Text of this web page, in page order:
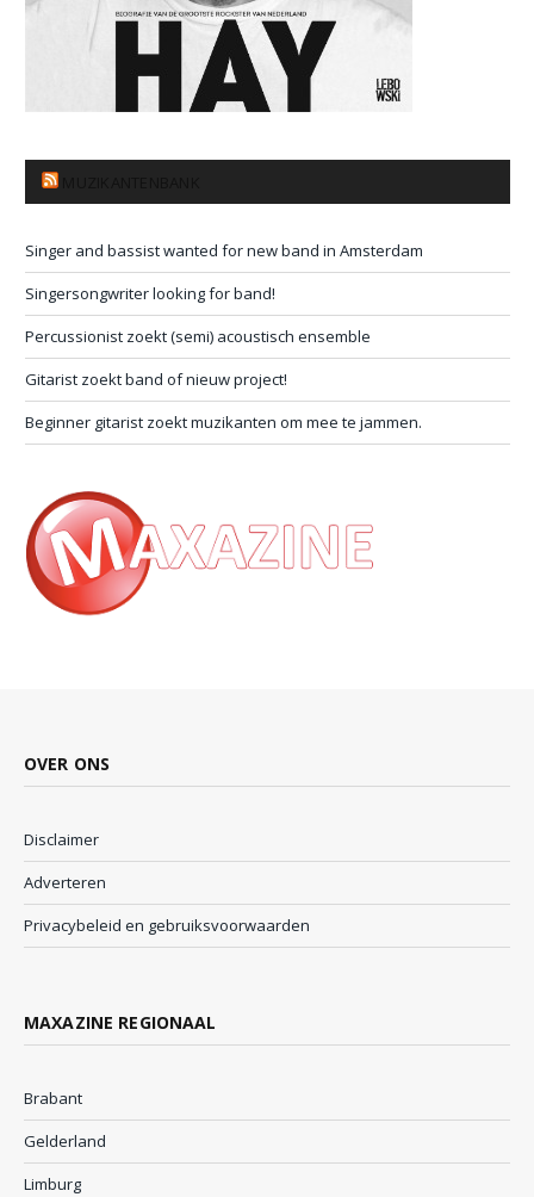
Singer and bassist wanted for new band in Amsterdam
Singersongwriter looking for band!
Percussionist zoekt (semi) acoustisch ensemble
Gitarist zoekt band of nieuw project!
Beginner gitarist zoekt muzikanten om mee te jammen.
OVER ONS
Disclaimer
Adverteren
Privacybeleid en gebruiksvoorwaarden
MAXAZINE REGIONAAL
Brabant
Gelderland
Limburg